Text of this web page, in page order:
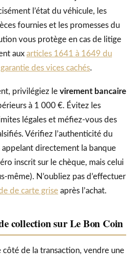
l’état du véhicule, les
fournies et les promesses du
vous protège en cas de litige
aux articles 1641 à 1649 du
des vices cachés.
privilégiez le virement bancaire
à 1 000 €. Évitez les
légales et méfiez-vous des
Vérifiez l’authenticité du
directement la banque
inscrit sur le chèque, mais celui
même). N’oubliez pas d’effectuer
de carte grise après l’achat.
collection sur Le Bon Coin
côté de la transaction, vendre une